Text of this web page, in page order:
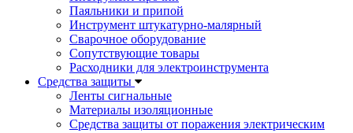
Паяльники и припой
Инструмент штукатурно-малярный
Сварочное оборудование
Сопутствующие товары
Расходники для электроинструмента
Cредства защиты
Ленты сигнальные
Материалы изоляционные
Средства защиты от поражения электрическим